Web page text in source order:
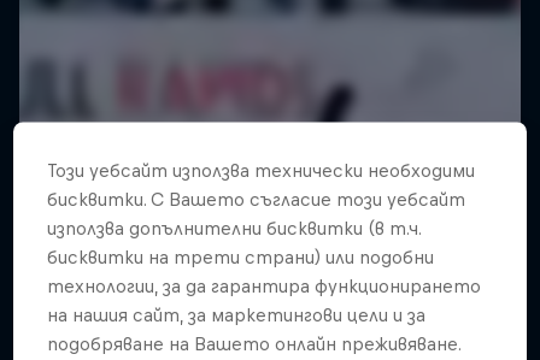
Този уебсайт използва технически необходими
бисквитки. С Вашето съгласие този уебсайт
използва допълнителни бисквитки (в т.ч.
бисквитки на трети страни) или подобни
технологии, за да гарантира функционирането
на нашия сайт, за маркетингови цели и за
подобряване на Вашето онлайн преживяване.